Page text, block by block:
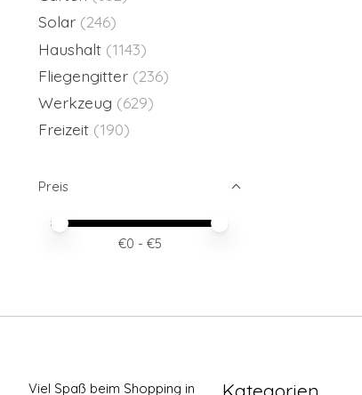
Solar (246)
Haushalt (1143)
Fliegengitter (236)
Werkzeug (629)
Freizeit (190)
Preis
Preis – Mindestwert
Price maximum value
€0 - €5
Viel Spaß beim Shopping in